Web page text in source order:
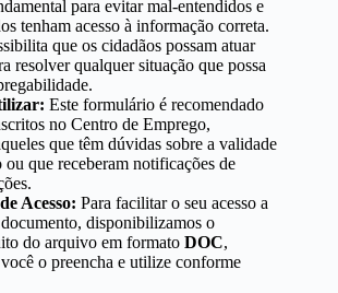
para evitar mal-entendidos e
tenham acesso à informação correta.
que os cidadãos possam atuar
resolver qualquer situação que possa
Este formulário é recomendado
no Centro de Emprego,
que têm dúvidas sobre a validade
ou que receberam notificações de
Acesso: Para facilitar o seu acesso a
disponibilizamos o
do arquivo em formato DOC,
o preencha e utilize conforme